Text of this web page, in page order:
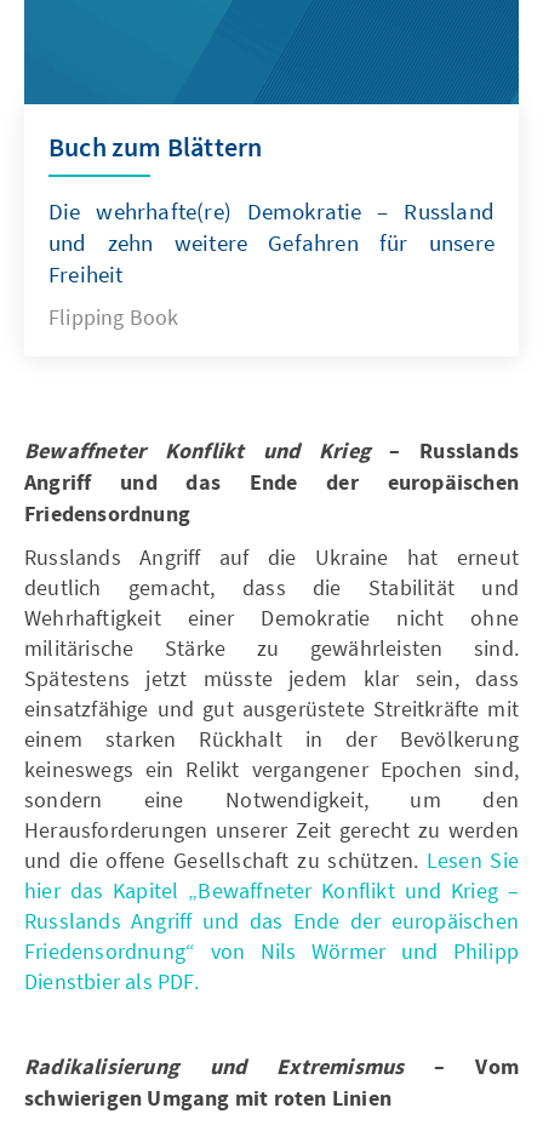
Buch zum Blättern
Die wehrhafte(re) Demokratie – Russland
und zehn weitere Gefahren für unsere
Freiheit
Flipping Book
Bewaffneter Konflikt und Krieg– Russlands
Angriff und das Ende der europäischen
Friedensordnung
Russlands Angriff auf die Ukraine hat erneut
deutlich gemacht, dass die Stabilität und
Wehrhaftigkeit einer Demokratie nicht ohne
militärische Stärke zu gewährleisten sind.
Spätestens jetzt müsste jedem klar sein, dass
einsatzfähige und gut ausgerüstete Streitkräfte mit
einem starken Rückhalt in der Bevölkerung
keineswegs ein Relikt vergangener Epochen sind,
sondern eine Notwendigkeit, um den
Herausforderungen unserer Zeit gerecht zu werden
und die offene Gesellschaft zu schützen. Lesen Sie
hier das Kapitel „Bewaffneter Konflikt und Krieg –
Russlands Angriff und das Ende der europäischen
Friedensordnung“ von Nils Wörmer und Philipp
Dienstbier als PDF.
Radikalisierung und Extremismus– Vom
schwierigen Umgang mit roten Linien